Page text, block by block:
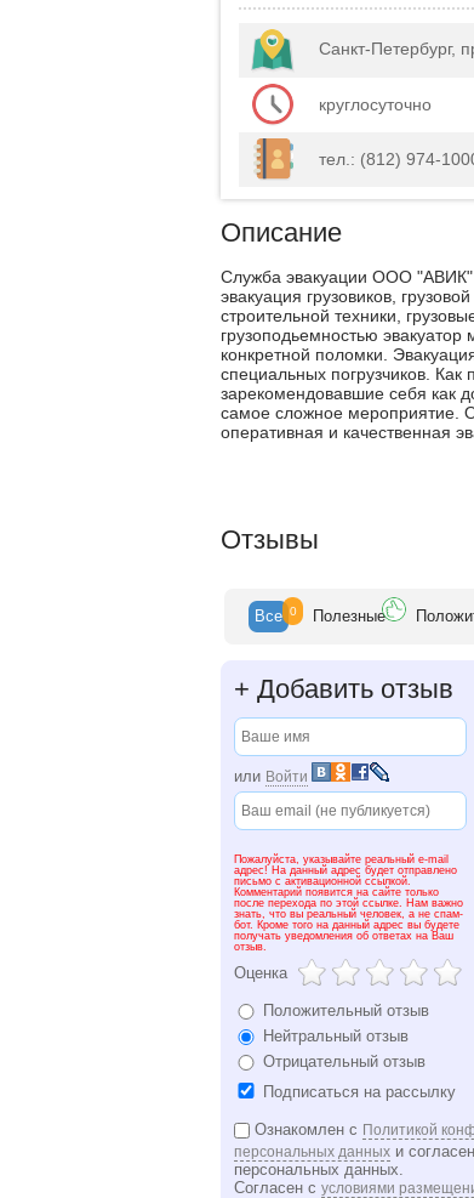
Санкт-Петербург,
круглосуточно
тел.: (812) 974-
Описание
Служба эвакуации ООО "АВИК"
эвакуация грузовиков,
строительной техники,
грузоподьемностью
конкретной поломки.
специальных погрузчиков. Как
зарекомендовавшие себя как
самое сложное мероприятие.
оперативная и качественная
Отзывы
Все 0 Полезные
+ Добавить отзыв
или Войти
Пожалуйста, указывайте реальный e-mail
адрес! На данный адрес будет отправлено
письмо с активационной ссылкой.
Комментарий появится на сайте только
после перехода по этой ссылке. Нам важно
знать, что вы реальный человек, а не спам-
бот. Кроме того на данный адрес вы будете
получать уведомления об ответах на Ваш
отзыв.
Оценка
Положительный отзыв
Нейтральный отзыв
Отрицательный отзыв
Подписаться на рассылку
Ознакомлен с Политикой
персональных данных и
персональных данных.
Согласен с условиями